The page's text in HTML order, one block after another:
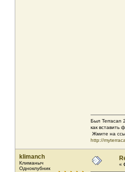
Был Terracan
как вставить
Жмите на
http://
klimanch
Климаныч
Одноклубник
«